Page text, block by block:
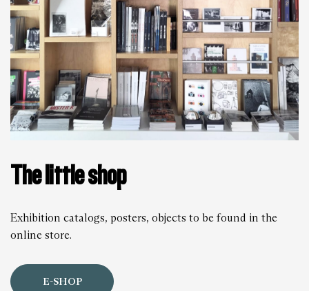
The little shop
Exhibition catalogs, posters, objects to be found in the
online store.
E-SHOP